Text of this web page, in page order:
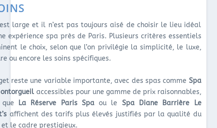
est large et il n’est pas toujours aisé de choisir le lieu idéal
expérience spa près de Paris. Plusieurs critères essentiels
le choix, selon que l’on privilégie la simplicité, le luxe,
ou encore les soins spécifiques.
reste une variable importante, avec des spas comme Spa
accessibles pour une gamme de prix raisonnables,
La Réserve Paris Spaou le Spa Diane Barrière Le
affichent des tarifs plus élevés justifiés par la qualité du
et le cadre prestigieux.